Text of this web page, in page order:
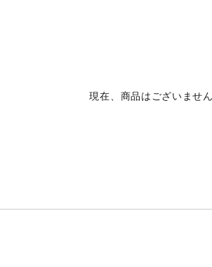
現在、商品はございませ